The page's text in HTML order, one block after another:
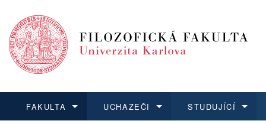
FAKULTA UCHAZEČI STUDUJÍCÍ